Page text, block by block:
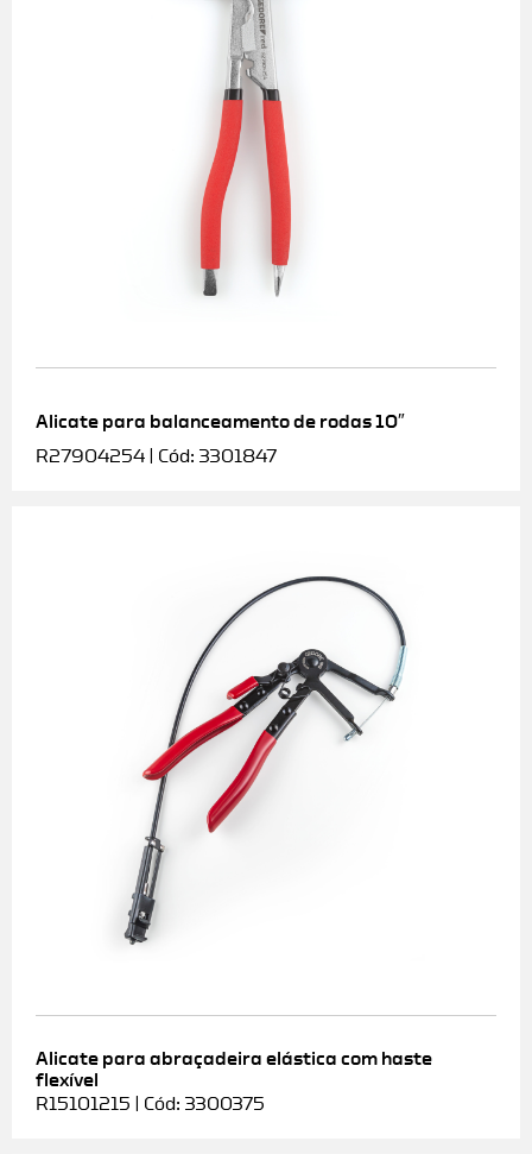
Alicate para balanceamento de rodas 10″
R27904254 | Cód: 3301847
Alicate para abraçadeira elástica com haste
flexível
R15101215 | Cód: 3300375